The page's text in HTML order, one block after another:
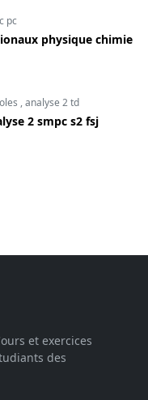
pc
physique chimie
,analyse 2 td
2 smpc s2 fsj
et exercices
des